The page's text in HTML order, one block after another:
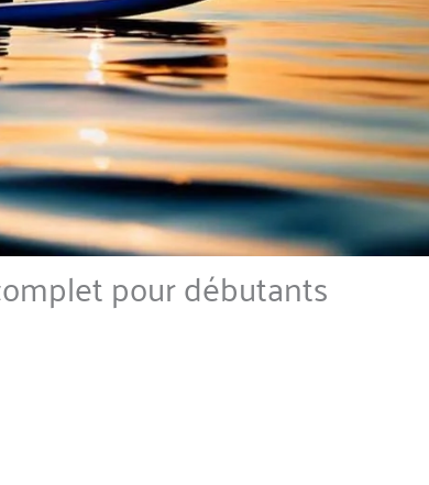
pour débutants